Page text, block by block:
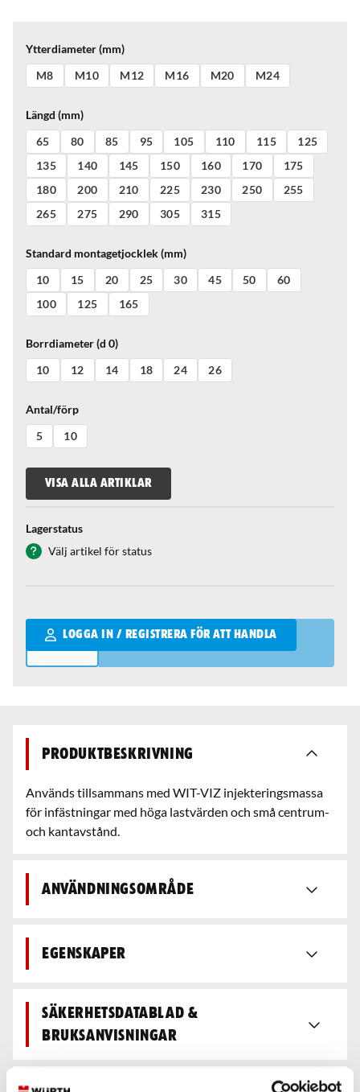
Ytterdiameter (mm)
M8
M10 M12 M16 M20 M24
Längd (mm)
65
80 85 95 105 110 115
125
135
140 145 150 160 170
175
180
200 210 225 230 250
255
265
275 290 305 315
Standard montagetjocklek (mm)
10
15 20 25 30 45 50
60
100
125 165
Borrdiameter (d 0)
10
12 14 18 24 26
Antal/förp
5
10
VISA ALLA ARTIKLAR
Lagerstatus
Välj artikel för status
LOGGA IN / REGISTRERA FÖR ATT HANDLA
Qantity
Produktbeskrivning
Används tillsammans med WIT-VIZ injekteringsmassa
för infästningar med höga lastvärden och små centrum-
och kantavstånd.
Användningsområde
Egenskaper
Säkerhetsdatablad &
bruksanvisningar